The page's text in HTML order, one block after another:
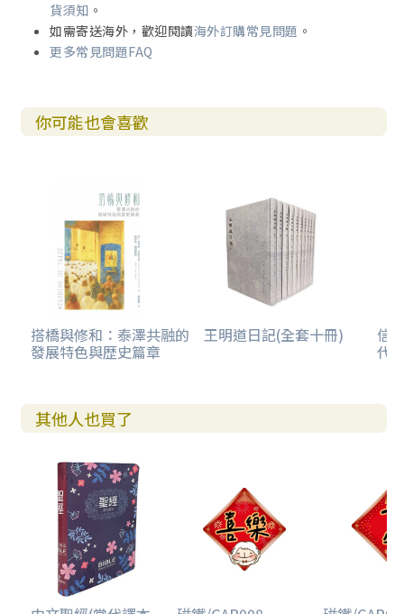
貨須知 。
如需寄送海外，歡迎閱讀海外訂購常見問題 。
更多常見問題FAQ
你可能也會喜歡
搭橋與修和：泰澤共融的
發展特色與歴史篇章
王明道日記(全套十冊) 信
代
其他人也買了